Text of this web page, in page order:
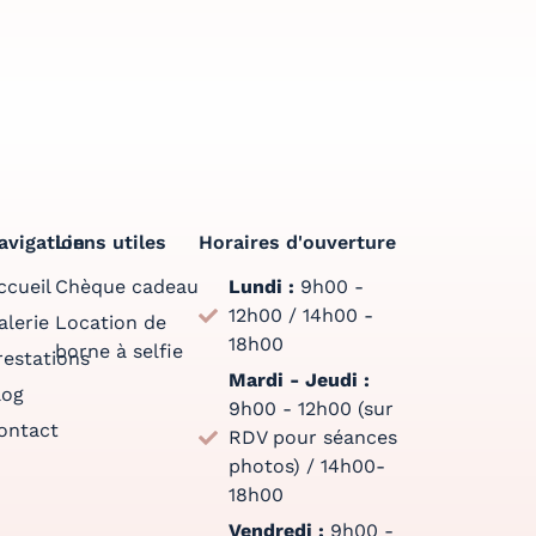
Liens utiles
Chèque cadeau
Location de
borne à selfie
Horaires d'ouverture
Lundi : 9h00 -
12h00 / 14h00 -
18h00
Mardi - Jeudi :
9h00 - 12h00 (sur
RDV pour séances
photos) / 14h00-
18h00
Vendredi : 9h00 -